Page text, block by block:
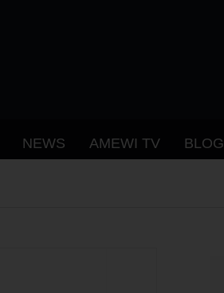
NEWS AMEWI TV BLOG